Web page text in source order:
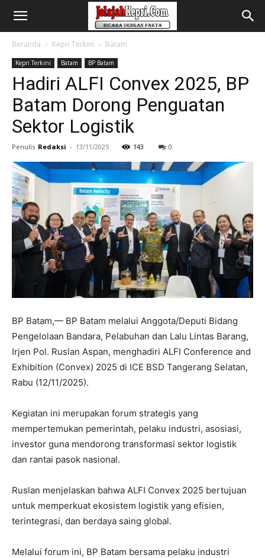
Beranda Kepri Terkini Batam
Kepri Terkini Batam BP Batam
Hadiri ALFI Convex 2025, BP
Batam Dorong Penguatan
Sektor Logistik
Penulis Redaksi - 13/11/2025 143 0
BP Batam,— BP Batam melalui Anggota/Deputi Bidang
Pengelolaan Bandara, Pelabuhan dan Lalu Lintas Barang,
Irjen Pol. Ruslan Aspan, menghadiri ALFI Conference and
Exhibition (Convex) 2025 di ICE BSD Tangerang Selatan,
Rabu (12/11/2025).
Kegiatan ini merupakan forum strategis yang
mempertemukan pemerintah, pelaku industri, asosiasi,
investor guna mendorong transformasi sektor logistik
dan rantai pasok nasional.
Ruslan menjelaskan bahwa ALFI Convex 2025 bertujuan
untuk memperkuat ekosistem logistik yang efisien,
terintegrasi, dan berdaya saing global.
Melalui forum ini, BP Batam bersama pelaku industri